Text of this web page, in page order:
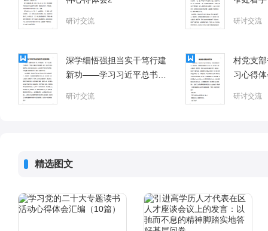
研讨交流 研讨交流
深学细悟强担当实干笃行建
新功——学习习近平总书记
研讨交流
村党支
习心得
研讨交流
精选图文